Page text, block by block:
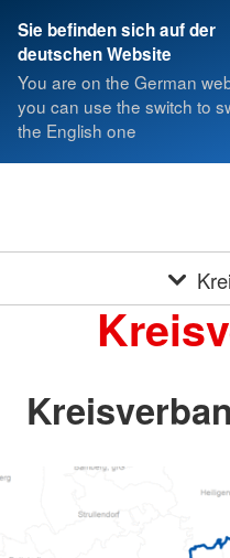
Sie befinden sich auf der
deutschen Website
You are on the German
you can use the switch to
the English one